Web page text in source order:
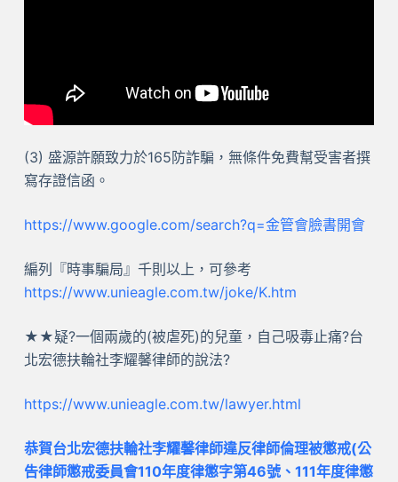
(3) 盛源許願致力於165防詐騙，無條件免費幫受害者撰
寫存證信函。
https://www.google.com/search?q=金管會臉書開會
編列『時事騙局』千則以上，可參考
https://www.unieagle.com.tw/joke/K.htm
★★疑?一個兩歲的(被虐死)的兒童，自己吸毒止痛?台
北宏德扶輪社李耀馨律師的說法?
https://www.unieagle.com.tw/lawyer.html
恭賀台北宏德扶輪社李耀馨律師違反律師倫理被懲戒(公
告律師懲戒委員會110年度律懲字第46號、111年度律懲